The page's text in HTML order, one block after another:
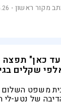
ששמה סוף
ששימשה זרוע
מקור ראשון
כאן"
שקלים
משפט השלום
של נטע-לי